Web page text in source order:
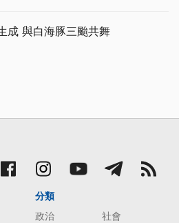
成 與白海豚三颱共舞
分類
政治
社會